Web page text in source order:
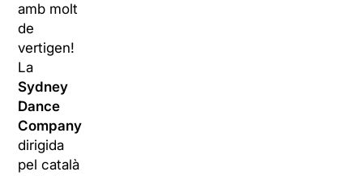
amb molt
de
vertigen!
La
Sydney
Dance
Company
dirigida
pel català